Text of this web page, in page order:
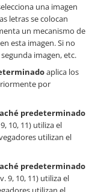
una imagen
letras se colocan
un mecanismo de
esta imagen. Si no
imagen, etc.
aplica los
por
predeterminado
10, 11) utiliza el
utilizan el
predeterminado
9, 10, 11) utiliza el